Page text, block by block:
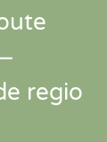
regio